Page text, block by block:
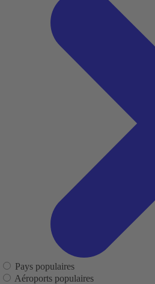
Pays populaires
Aéroports populaires